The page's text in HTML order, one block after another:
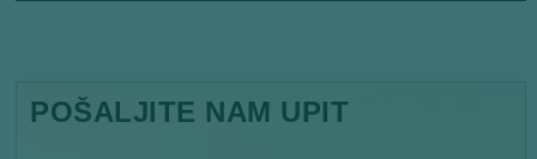
POŠALJITE NAM UPIT